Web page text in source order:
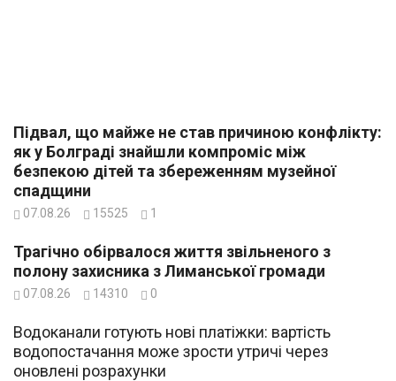
Підвал, що майже не став причиною конфлікту:
як у Болграді знайшли компроміс між
безпекою дітей та збереженням музейної
спадщини
07.08.26 15525 1
Трагічно обірвалося життя звільненого з
полону захисника з Лиманської громади
07.08.26 14310 0
Водоканали готують нові платіжки: вартість
водопостачання може зрости утричі через
оновлені розрахунки